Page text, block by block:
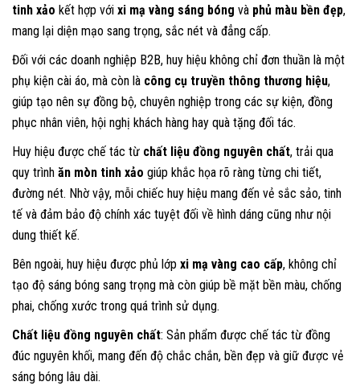
tinh xảo kết hợp với xi mạ vàng sáng bóng và phủ màu bền đẹp,
mang lại diện mạo sang trọng, sắc nét và đẳng cấp.
Đối với các doanh nghiệp B2B, huy hiệu không chỉ đơn thuần là một
phụ kiện cài áo, mà còn là công cụ truyền thông thương hiệu,
giúp tạo nên sự đồng bộ, chuyên nghiệp trong các sự kiện, đồng
phục nhân viên, hội nghị khách hàng hay quà tặng đối tác.
Huy hiệu được chế tác từ chất liệu đồng nguyên chất, trải qua
quy trình ăn mòn tinh xảo giúp khắc họa rõ ràng từng chi tiết,
đường nét. Nhờ vậy, mỗi chiếc huy hiệu mang đến vẻ sắc sảo, tinh
tế và đảm bảo độ chính xác tuyệt đối về hình dáng cũng như nội
dung thiết kế.
Bên ngoài, huy hiệu được phủ lớp xi mạ vàng cao cấp, không chỉ
tạo độ sáng bóng sang trọng mà còn giúp bề mặt bền màu, chống
phai, chống xước trong quá trình sử dụng.
Chất liệu đồng nguyên chất: Sản phẩm được chế tác từ đồng
đúc nguyên khối, mang đến độ chắc chắn, bền đẹp và giữ được vẻ
sáng bóng lâu dài.